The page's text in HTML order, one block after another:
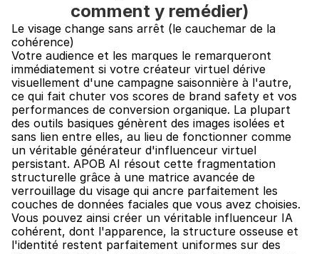
comment y remédier)
Le visage change sans arrêt (le cauchemar de la
cohérence)
Votre audience et les marques le remarqueront
immédiatement si votre créateur virtuel dérive
visuellement d'une campagne saisonnière à l'autre,
ce qui fait chuter vos scores de brand safety et vos
performances de conversion organique. La plupart
des outils basiques génèrent des images isolées et
sans lien entre elles, au lieu de fonctionner comme
un véritable générateur d'influenceur virtuel
persistant. APOB AI résout cette fragmentation
structurelle grâce à une matrice avancée de
verrouillage du visage qui ancre parfaitement les
couches de données faciales que vous avez choisies.
Vous pouvez ainsi créer un véritable influenceur IA
cohérent, dont l'apparence, la structure osseuse et
l'identité restent parfaitement uniformes sur des